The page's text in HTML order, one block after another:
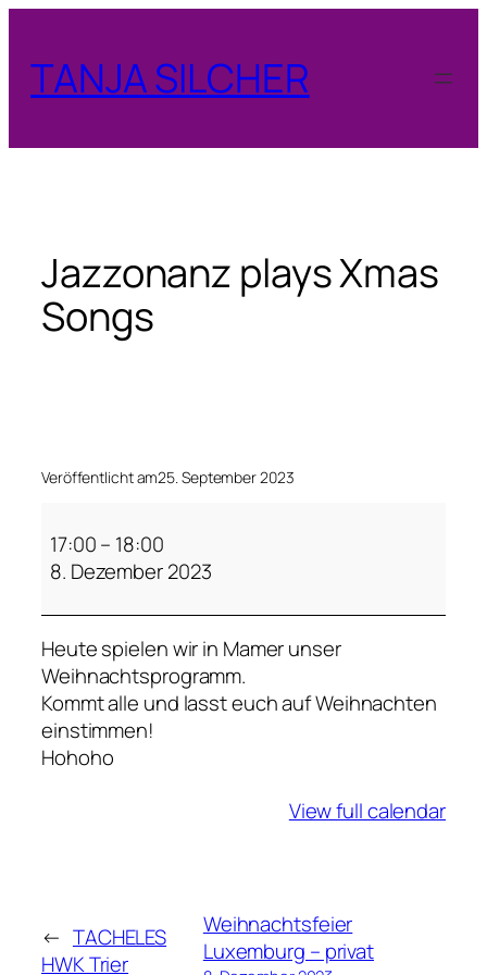
springen
TANJA SILCHER
Jazzonanz plays Xmas
Songs
Veröffentlicht am25. September 2023
o
n
a
n
z
p
a
17:00– 18:00
8. Dezember 2023
Heute spielen wir in Mamer unser
Weihnachtsprogramm.
Kommt alle und lasst euch auf Weihnachten
einstimmen!
Hohoho
View full calendar
← TACHELES
HWK Trier
Weihnachtsfeier
Luxemburg – privat